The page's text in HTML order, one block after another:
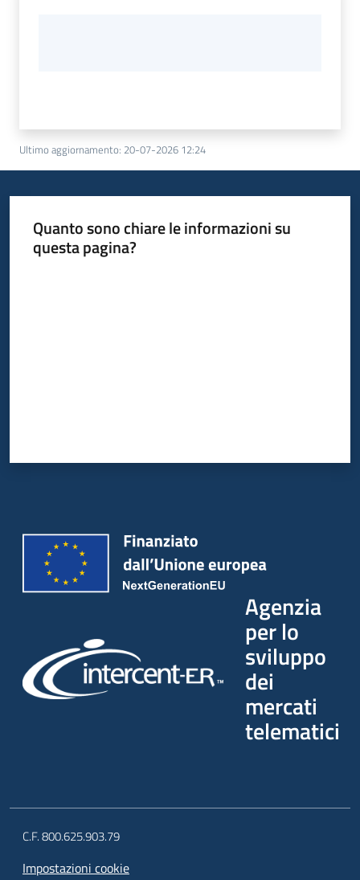
Ultimo aggiornamento: 20-07-2026 12:24
Quanto sono chiare le informazioni su
questa pagina?
Agenzia
per lo
sviluppo
dei
mercati
telematici
C.F. 800.625.903.79
Impostazioni cookie